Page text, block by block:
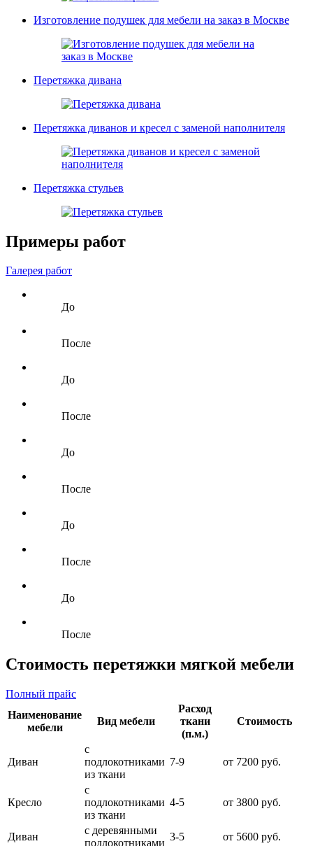
Изготовление подушек для мебели на заказ в Москве
Перетяжка дивана
Перетяжка диванов и кресел с заменой наполнителя
Перетяжка стульев
Примеры работ
Галерея работ
До
После
До
После
До
После
До
После
До
После
Стоимость перетяжки мягкой мебели
Полный прайс
Наименование
мебели
Вид мебели
Расход
ткани
(п.м.)
Стоимость
Диван
с
подлокотниками
из ткани
7-9 от 7200 руб.
Кресло
с
подлокотниками
из ткани
4-5 от 3800 руб.
Диван
с деревянными
подлокотниками
3-5 от 5600 руб.